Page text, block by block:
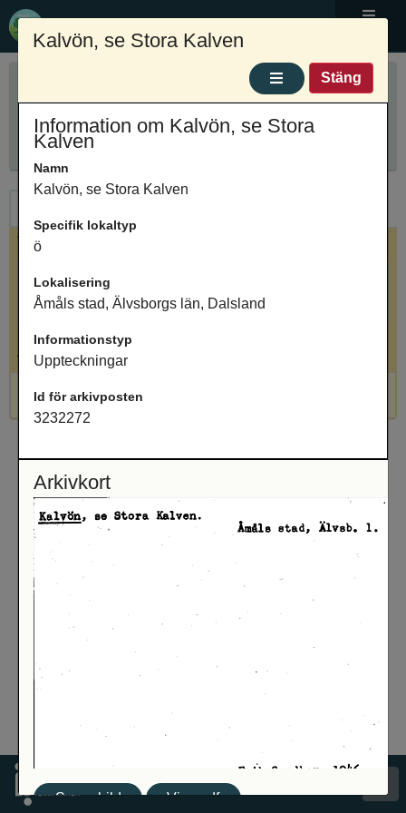
Innehåller Sök
Valt ortnamn
Kalvön, se Stora Kalven, terräng, Åmåls stad,
Älvsborgs län, Dalsland
Antal arkivposter: 1
Kalvön, se Stora Kalven, ö, Uppteckningar
Kalvön, se Stora Kalven
Stäng
Information om Kalvön, se Stora
Kalven
Namn
Kalvön, se Stora Kalven
Specifik lokaltyp
ö
Lokalisering
Åmåls stad, Älvsborgs län, Dalsland
Informationstyp
Uppteckningar
Id för arkivposten
3232272
Arkivkort
Spara bild Visa pdf